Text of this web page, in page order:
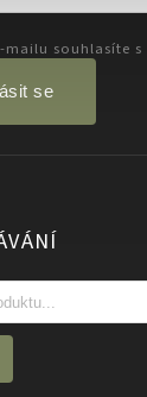
mailu souhlasíte s
se